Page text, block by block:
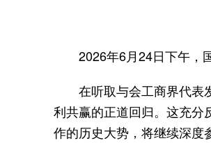
2026年6月24日下午，
在听取与会工商界代表
利共赢的正道回归。这充分
作的历史大势，将继续深度